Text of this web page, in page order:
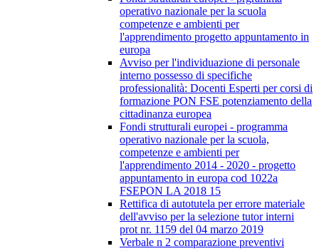
operativo nazionale per la scuola
competenze e ambienti per
l'apprendimento progetto appuntamento in
europa
Avviso per l'individuazione di personale
interno possesso di specifiche
professionalità: Docenti Esperti per corsi di
formazione PON FSE potenziamento della
cittadinanza europea
Fondi strutturali europei - programma
operativo nazionale per la scuola,
competenze e ambienti per
l'apprendimento 2014 - 2020 - progetto
appuntamento in europa cod 1022a
FSEPON LA 2018 15
Rettifica di autotutela per errore materiale
dell'avviso per la selezione tutor interni
prot nr. 1159 del 04 marzo 2019
Verbale n 2 comparazione preventivi